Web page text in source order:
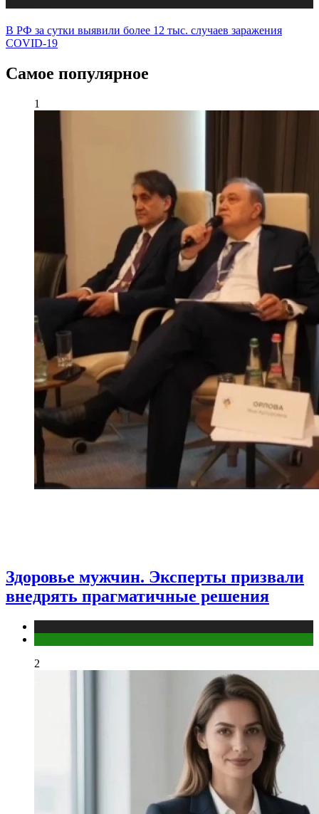
В РФ за сутки выявили более 12 тыс. случаев заражения
COVID-19
Самое популярное
1
Здоровье мужчин. Эксперты призвали
внедрять прагматичные решения
2